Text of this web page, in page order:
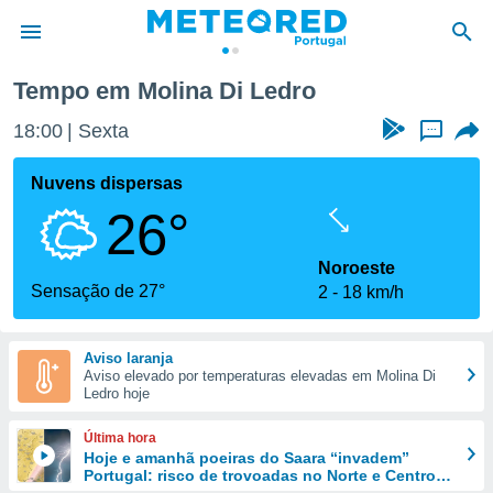
da
foi
fornecidas
a este
das
e
forma
digital
Tempo em Molina Di Ledro
18:00 Sexta ...
Nuvens dispersas
26°
Sensação de 27°
Noroeste
2
18 km/h
Aviso laranja
Aviso elevado por temperaturas elevadas em Molina Di
Ledro hoje
Última hora
Hoje e amanhã poeiras do Saara “invadem”
Portugal: risco de trovoadas no Norte e Centro